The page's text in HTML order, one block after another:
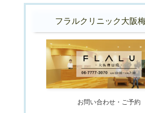
フラルクリニック大阪
お問い合わせ・ご予約